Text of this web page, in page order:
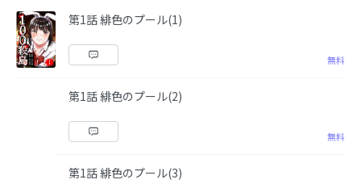
第1話 緋色のプール(1)
無料
第1話 緋色のプール(2)
無料
第1話 緋色のプール(3)